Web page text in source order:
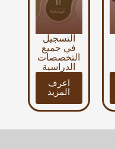
التسجيل
في جميع
التخصصات
الدراسية
اعرف
المزيد